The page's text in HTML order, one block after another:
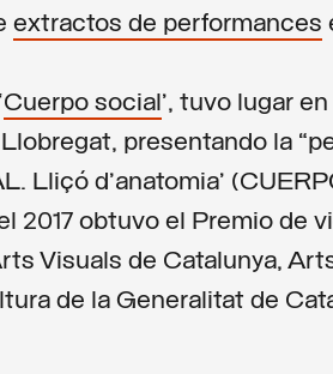
extractos de performances
Cuerpo social’, tuvo lugar
presentando la
Lliçó d'anatomia’
2017 obtuvo el Premio de
Visuals de Catalunya,
de la Generalitat de